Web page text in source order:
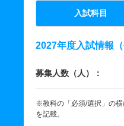
入試科目
2027年度入試情報（
募集人数（人）：
※教科の「必須/選択」の
を記載。